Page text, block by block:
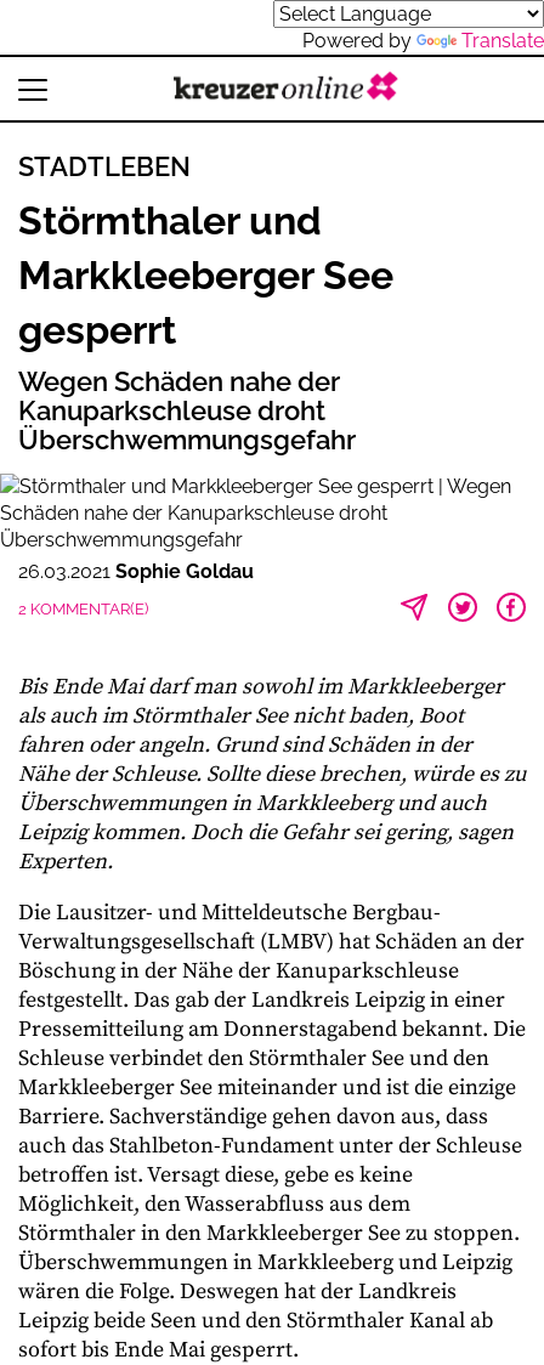
Powered by Translate
STADTLEBEN
Störmthaler und
Markkleeberger See
gesperrt
Wegen Schäden nahe der
Kanuparkschleuse droht
Überschwemmungsgefahr
26.03.2021 Sophie Goldau
2 KOMMENTAR(E)
Bis Ende Mai darf man sowohl im Markkleeberger
als auch im Störmthaler See nicht baden, Boot
fahren oder angeln. Grund sind Schäden in der
Nähe der Schleuse. Sollte diese brechen, würde es zu
Überschwemmungen in Markkleeberg und auch
Leipzig kommen. Doch die Gefahr sei gering, sagen
Experten.
Die Lausitzer- und Mitteldeutsche Bergbau-
Verwaltungsgesellschaft (LMBV) hat Schäden an der
Böschung in der Nähe der Kanuparkschleuse
festgestellt. Das gab der Landkreis Leipzig in einer
Pressemitteilung am Donnerstagabend bekannt. Die
Schleuse verbindet den Störmthaler See und den
Markkleeberger See miteinander und ist die einzige
Barriere. Sachverständige gehen davon aus, dass
auch das Stahlbeton-Fundament unter der Schleuse
betroffen ist. Versagt diese, gebe es keine
Möglichkeit, den Wasserabfluss aus dem
Störmthaler in den Markkleeberger See zu stoppen.
Überschwemmungen in Markkleeberg und Leipzig
wären die Folge. Deswegen hat der Landkreis
Leipzig beide Seen und den Störmthaler Kanal ab
sofort bis Ende Mai gesperrt.